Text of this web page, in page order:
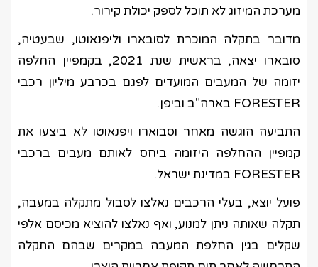
מערכת המיזוג לא תוכל לספק יכולת קירור.
מדובר בתקלה המוכרת לסובארו וליפנאוטו, שבעטיה,
סובארו יצאה, בראשית שנת 2021, בקמפיין החלפה
יזומה של המעבים המועדים לפגם בכרבע מיליון רכבי
FORESTER בארה"ב וביפן.
התביעה הוגשה מאחר וסבוארו ויפנאוטו לא ביצעו את
קמפיין ההחלפה היזומה ביחס לאותם מעבים ברכבי
FORESTER במדינת ישראל.
פועל יוצא, בעלי הרכבים נאלצו לסבול מתקלה במעבה,
תקלה שאותה ניתן למנוע, ואף נאלצו להוציא מכיסם אלפי
שקלים בגין החלפת המעבה במקרים שבהם התקלה